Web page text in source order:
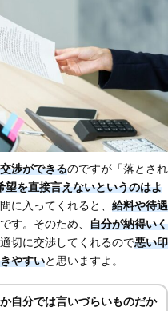
渉ができるのですが「落とされ
望を直接言えないというのはよ
に入ってくれると、 給料や待遇
す。そのため、 自分が納得いく
切に交渉してくれるので悪い印
やすいと思いますよ。
自分では言いづらいものだか